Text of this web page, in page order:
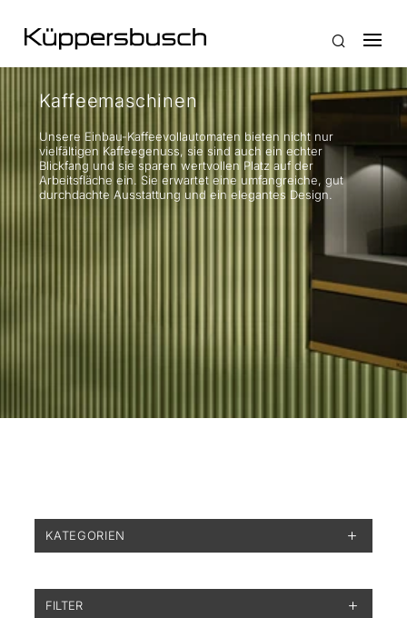
Kaffeemaschinen
Unsere Einbau-Kaffeevollautomaten bieten nicht nur
vielfältigen Kaffeegenuss, sie sind auch ein echter
Blickfang und sie sparen wertvollen Platz auf der
Arbeitsfläche ein. Sie erwartet eine umfangreiche, gut
durchdachte Ausstattung und ein elegantes Design.
KATEGORIEN
FILTER